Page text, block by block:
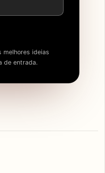
melhores ideias
de entrada.